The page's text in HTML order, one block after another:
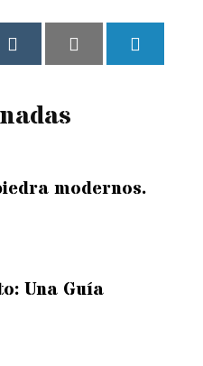
modernos.
Una Guía